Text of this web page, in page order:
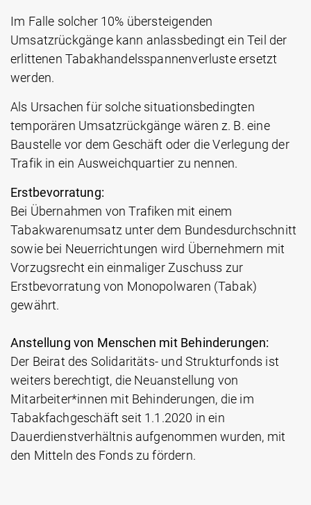
Im Falle solcher 10% übersteigenden
Umsatzrückgänge kann anlassbedingt ein Teil der
erlittenen Tabakhandelsspannenverluste ersetzt
werden.
Als Ursachen für solche situationsbedingten
temporären Umsatzrückgänge wären z. B. eine
Baustelle vor dem Geschäft oder die Verlegung der
Trafik in ein Ausweichquartier zu nennen.
Erstbevorratung:
Bei Übernahmen von Trafiken mit einem
Tabakwarenumsatz unter dem Bundesdurchschnitt
sowie bei Neuerrichtungen wird Übernehmern mit
Vorzugsrecht ein einmaliger Zuschuss zur
Erstbevorratung von Monopolwaren (Tabak)
gewährt.
Anstellung von Menschen mit Behinderungen:
Der Beirat des Solidaritäts- und Strukturfonds ist
weiters berechtigt, die Neuanstellung von
Mitarbeiter*innen mit Behinderungen, die im
Tabakfachgeschäft seit 1.1.2020 in ein
Dauerdienstverhältnis aufgenommen wurden, mit
den Mitteln des Fonds zu fördern.